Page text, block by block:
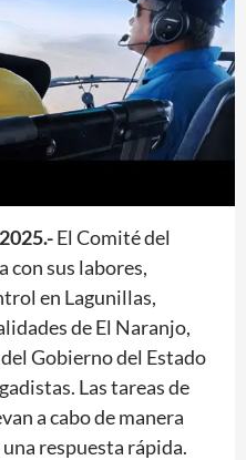
El Comité del
con sus labores,
en Lagunillas,
de El Naranjo,
Gobierno del Estado
Las tareas de
a cabo de manera
respuesta rápida.